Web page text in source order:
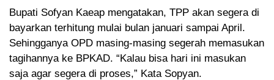
Bupati Sofyan Kaeap mengatakan, TPP akan segera di
bayarkan terhitung mulai bulan januari sampai April.
Sehingganya OPD masing-masing segerah memasukan
tagihannya ke BPKAD. “Kalau bisa hari ini masukan
saja agar segera di proses,” Kata Sopyan.